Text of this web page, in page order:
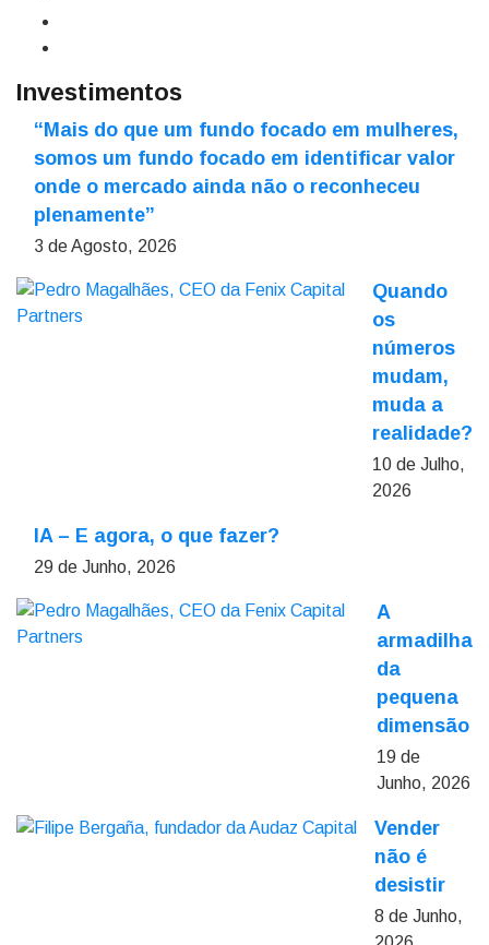
Investimentos
“Mais do que um fundo focado em mulheres,
somos um fundo focado em identificar valor
onde o mercado ainda não o reconheceu
plenamente”
3 de Agosto, 2026
Quando
os
números
mudam,
muda a
realidade?
10 de Julho,
2026
IA – E agora, o que fazer?
29 de Junho, 2026
A
armadilha
da
pequena
dimensão
19 de
Junho, 2026
Vender
não é
desistir
8 de Junho,